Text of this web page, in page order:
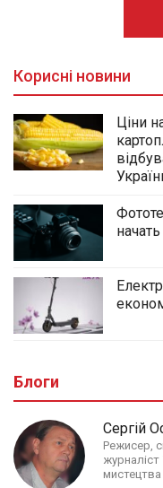
Корисні новини
Ціни
Блоги
Сергій
Режисер,
журналіст